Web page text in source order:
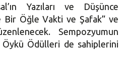
Yazıları ve Düşünce
Bir Öğle Vakti ve Şafak” ve
Sempozyumun
Öykü Ödülleri de sahiplerini